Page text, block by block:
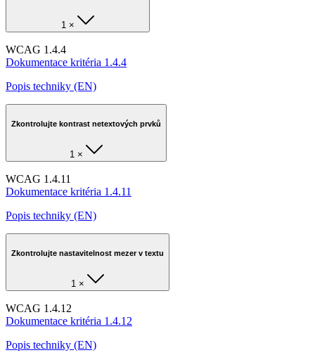
1 ×
WCAG 1.4.4
Dokumentace kritéria 1.4.4
Popis techniky (EN)
Zkontrolujte kontrast netextových prvků
1 ×
WCAG 1.4.11
Dokumentace kritéria 1.4.11
Popis techniky (EN)
Zkontrolujte nastavitelnost mezer v textu
1 ×
WCAG 1.4.12
Dokumentace kritéria 1.4.12
Popis techniky (EN)